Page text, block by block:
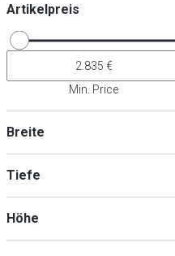
Artikelpreis
Min. Price
Breite
Tiefe
Höhe